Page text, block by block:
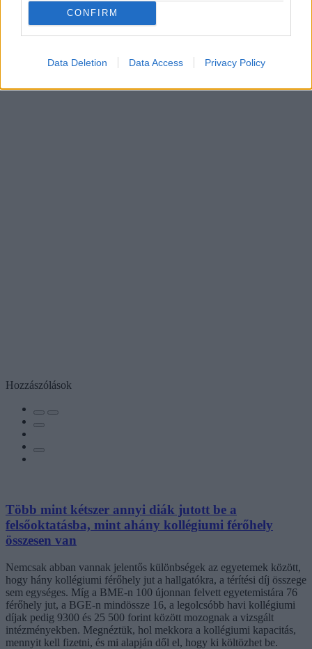
CONFIRM
Data Deletion Data Access Privacy Policy
Hozzászólások
Több mint kétszer annyi diák jutott be a
felsőoktatásba, mint ahány kollégiumi férőhely
összesen van
Nemcsak abban vannak jelentős különbségek az egyetemek között,
hogy hány kollégiumi férőhely jut a hallgatókra, a térítési díj összege
sem egységes. Míg a BME-n 100 újonnan felvett egyetemistára 76
férőhely jut, a BGE-n mindössze 16, a legolcsóbb havi kollégiumi
díjak pedig 9300 és 25 500 forint között mozognak a vizsgált
intézményekben. Megnéztük, hol mekkora a kollégiumi kapacitás,
mennyit kell fizetni, és mi alapján dől el, hogy ki költözhet be.